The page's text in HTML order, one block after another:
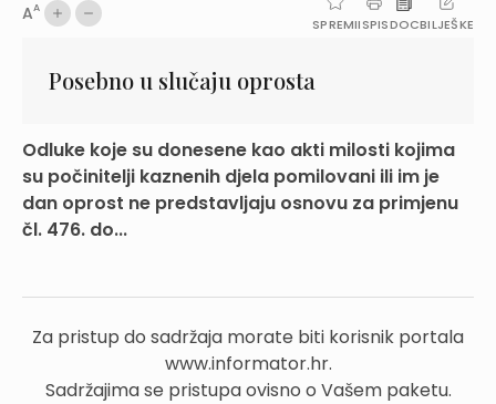
AA
SPREMIISPISDOCBILJEŠKE
Posebno u slučaju oprosta
Odluke koje su donesene kao akti milosti kojima
su počinitelji kaznenih djela pomilovani ili im je
dan oprost ne predstavljaju osnovu za primjenu
čl. 476. do...
Za pristup do sadržaja morate biti korisnik portala
www.informator.hr.
Sadržajima se pristupa ovisno o Vašem paketu.